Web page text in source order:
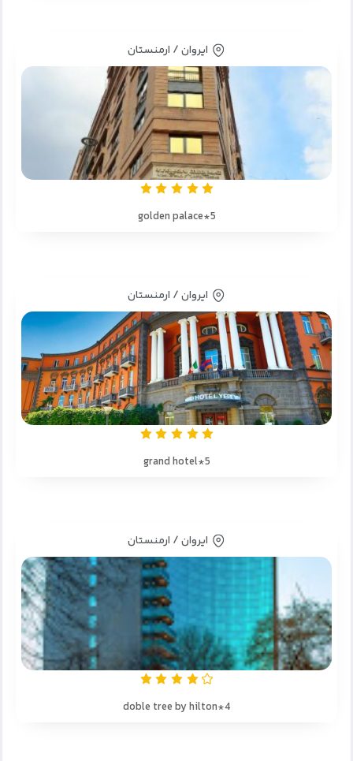
ایروان / ارمنستان
golden palace*5
ایروان / ارمنستان
grand hotel*5
ایروان / ارمنستان
doble tree by hilton*4